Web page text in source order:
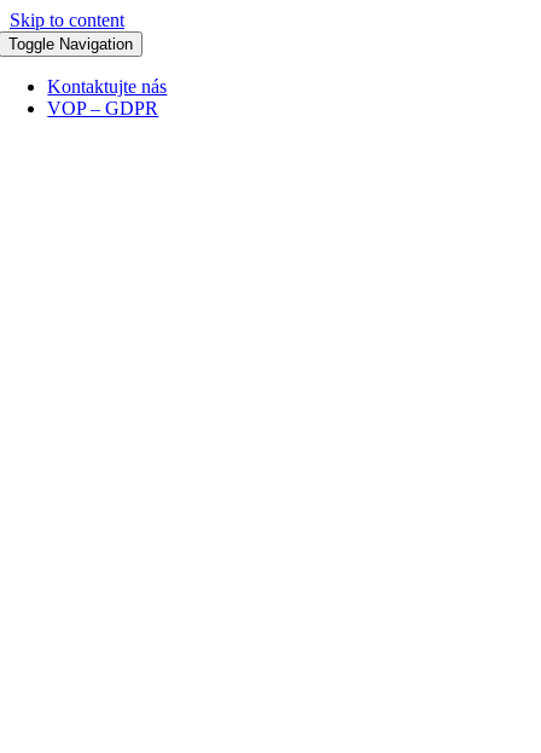
Skip to content
Toggle Navigation
Kontaktujte nás
VOP – GDPR